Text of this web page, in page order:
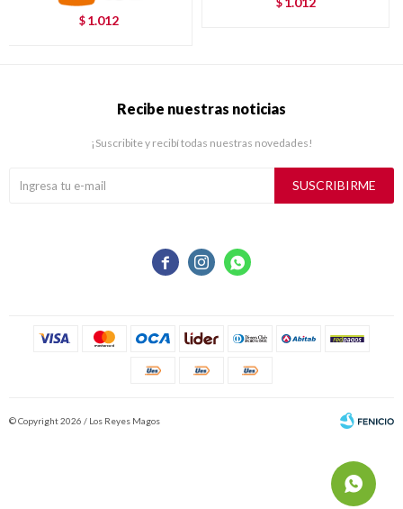
$ 1.012
$
  
Recibe nuestras noticias
¡Suscribite y recibí todas nuestras novedades!
SUSCRIBIRME
© Copyright 2026 / Los Reyes Magos